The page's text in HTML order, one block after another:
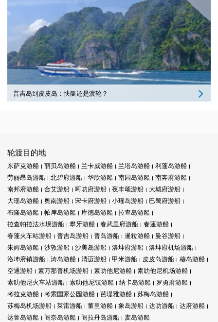
普吉岛到皮皮岛：快艇还是渡轮？
轮渡目的地
东萨克游船 丽贝岛游船 兰卡威游船 兰塔岛游船
利蓬岛游船
劳丽昂岛游船
北碧府游船 华欣游船 南园岛游船
南奔府游船
南邦府游船
合艾游船 呵叻府游船 夜丰颂游船
大城府游船
大瑶岛游船
奥南游船 宋卡府游船 小瑶岛游船
巴蜀府游船
布隆岛游船
帕岸岛游船 库德岛游船
拉查岛游船
拉查帕拉法水坝游船
攀牙游船 春武里府游船
春蓬游船
春蓬火车站游船
普吉岛游船 普岛游船 暹粒游船
曼谷游船
朱姆岛游船
沙敦游船 沙美岛游船 洛坤府游船
洛坤府机场游船
洛坤府镇游船
涛岛游船 清迈游船 甲米游船 皮皮岛游船
穆岛游船
空通游船
素万那普机场游船 素叻他尼游船
素叻他尼机场游船
素叻他尼火车站游船
素叻他尼镇游船 纳卡岛游船
罗勇府游船
考拉克游船
考索国家公园游船 芭堤雅游船
苏梅岛游船
苏梅岛机场游船
莱雷游船 董里游船 象岛游船 达叻游船
达府游船
达鲁岛游船
阁奈岛游船 阁拉丹岛游船 麦岛游船